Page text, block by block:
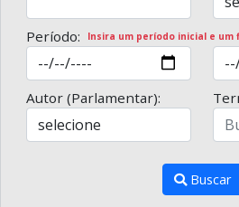
Período: Insira um período inicial e um
Autor (Parlamentar):
Buscar